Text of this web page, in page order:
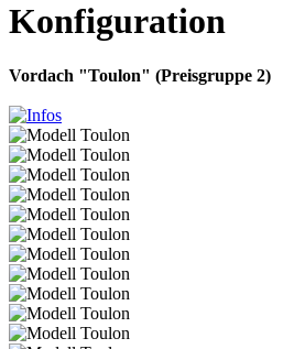
Konfiguration
Vordach "Toulon" (Preisgruppe 2)